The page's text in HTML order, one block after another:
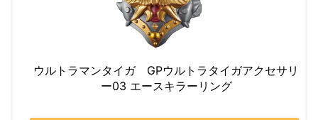
ウルトラマンタイガ GPウルトラタイガアクセサリ
ー03 エースキラーリング